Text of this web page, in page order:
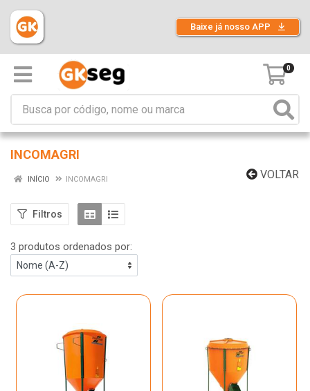
Baixe já nosso APP
0
INCOMAGRI
VOLTAR
INÍCIO INCOMAGRI
Filtros
3 produtos ordenados por: